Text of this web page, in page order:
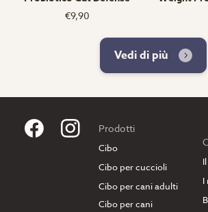
€9,90
Vedi di più
Prodotti
Cibo
Cibo per cuccioli
Cibo per cani adulti
Cibo per cani
I